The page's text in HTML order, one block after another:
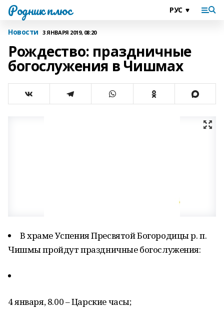
Родник плюс
Новости 3 ЯНВАРЯ 2019, 08:20
Рождество: праздничные
богослужения в Чишмах
В храме Успения Пресвятой Богородицы р. п.
Чишмы пройдут праздничные богослужения:
4 января, 8.00 – Царские часы;